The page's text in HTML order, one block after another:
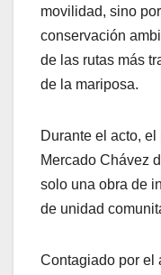
movilidad, sino
conservación
de las rutas más
de la mariposa.
Durante el acto,
Mercado Chávez
solo una obra de
de unidad
Contagiado por el